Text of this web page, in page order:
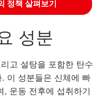
정책 살펴보기
성분
고 설탕을 포함한 탄수
이 성분들은 신체에 빠
운동 전후에 섭취하기